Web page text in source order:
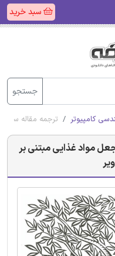
سبد خرید
جستجو
کامپیوتر ترجمه مقاله
مواد غذایی مبتنی بر